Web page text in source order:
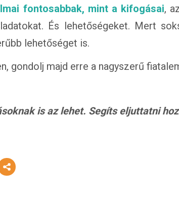
fontosabbak, mint a kifogásai,
És lehetőségeket. Mert
lehetőséget is.
gondolj majd erre a nagyszerű
is az lehet. Segíts eljuttatni